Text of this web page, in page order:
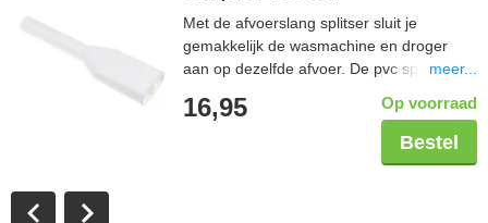
Met de afvoerslang splitser sluit je
gemakkelijk de wasmachine en droger
aan op dezelfde afvoer. De pvc splitsermeer...
16,95 Op voorraad
Bestel